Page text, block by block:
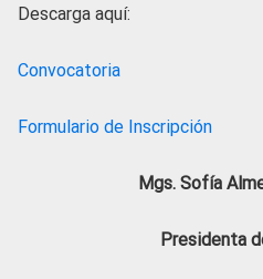
Descarga aquí:
Convocatoria
Formulario de Inscripción
Mgs. Sofía
Presidenta